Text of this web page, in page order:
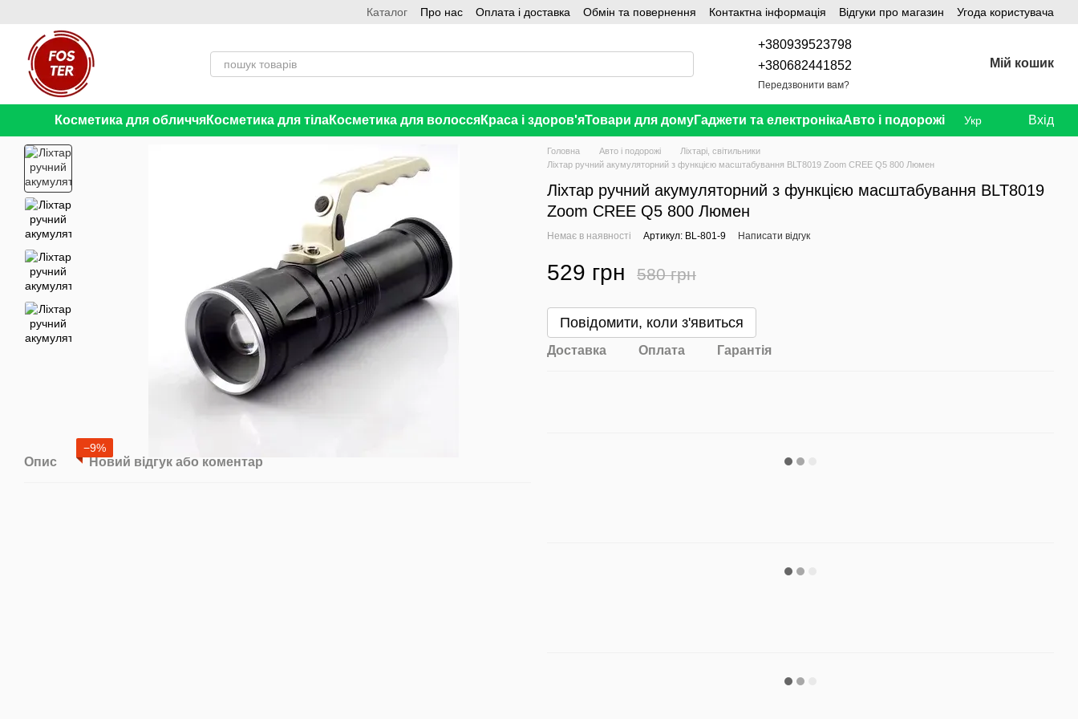
Каталог Про нас Оплата і доставка Обмін та повернення Контактна інформація Відгуки про магазин Угода користувача
+380939523798
+380682441852
Передзвонити вам?
Мій кошик
Косметика для обличчяКосметика для тілаКосметика для волоссяКраса і здоров'яТовари для домуГаджети та електронікаАвто і подорожі Укр Вхід
−9%
Опис Новий відгук або коментар
Головна Авто і подорожі
Ліхтарі, світильники
Ліхтар ручний акумуляторний з функцією масштабування BLT8019 Zoom CREE Q5 800 Люмен
Ліхтар ручний акумуляторний з функцією масштабування BLT8019
Zoom CREE Q5 800 Люмен
Немає в наявності Артикул: BL-801-9 Написати відгук
529 грн 580 грн
В бажання
Повідомити, коли з'явиться
Доставка Оплата Гарантія